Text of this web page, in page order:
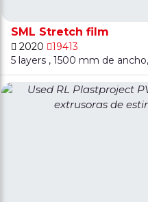
SML Stretch film
2020
19413
5 layers , 1500 mm de